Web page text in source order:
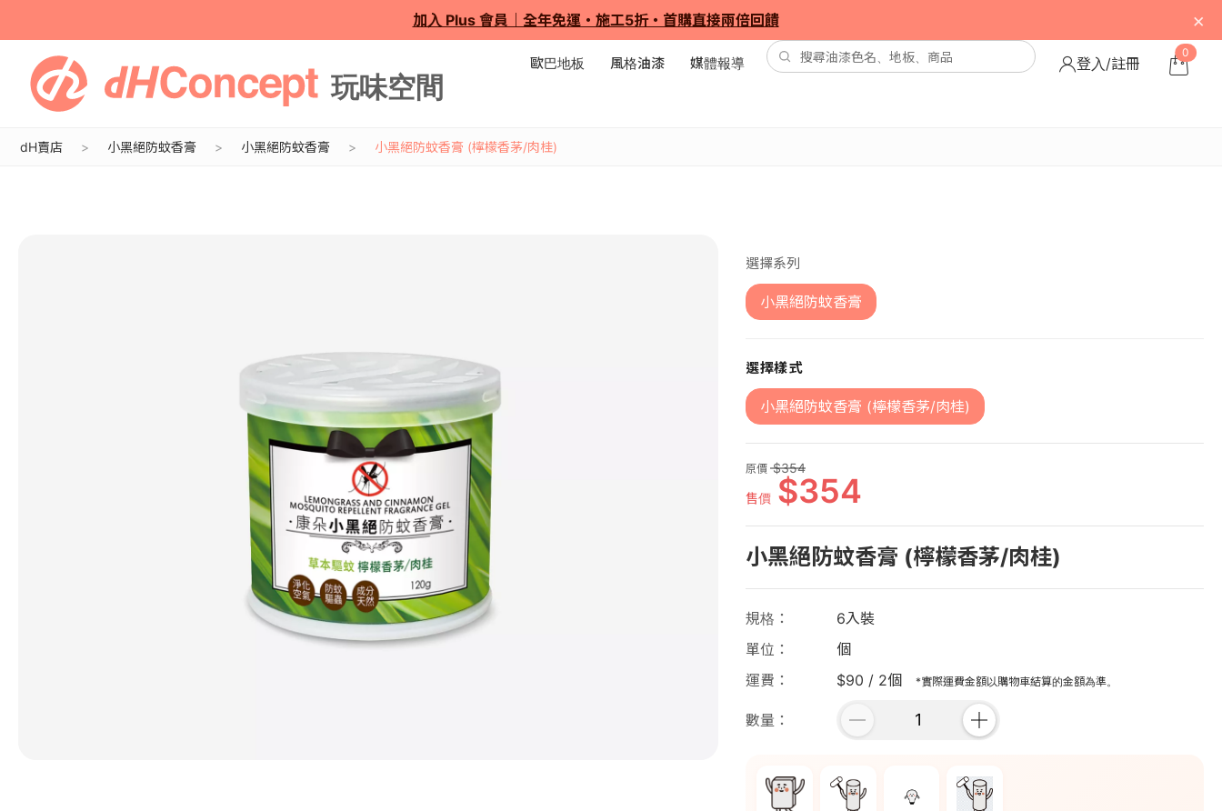
加入 Plus 會員｜全年免運・施工5折・首購直接兩倍回饋 ×
歐巴地板 風格油漆 媒體報導 登入/註冊
0
dH賣店 小黑絕防蚊香膏 小黑絕防蚊香膏 小黑絕防蚊香膏 (檸檬香茅/肉桂)
選擇系列
小黑絕防蚊香膏
選擇樣式
小黑絕防蚊香膏 (檸檬香茅/肉桂)
原價
354
售價
354
小黑絕防蚊香膏 (檸檬香茅/肉桂)
規格
6入裝
單位
個
運費
$90 / 2個 *實際運費金額以購物車結算的金額為準。
數量